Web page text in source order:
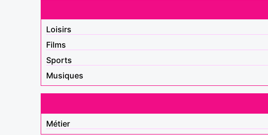
Loisirs
Films
Sports
Musiques
Métier